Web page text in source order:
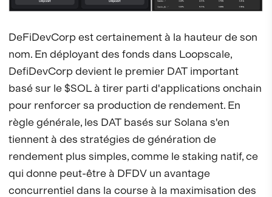
DeFiDevCorp est certainement à la hauteur de son
nom. En déployant des fonds dans Loopscale,
DefiDevCorp devient le premier DAT important
basé sur le $SOL à tirer parti d'applications onchain
pour renforcer sa production de rendement. En
règle générale, les DAT basés sur Solana s'en
tiennent à des stratégies de génération de
rendement plus simples, comme le staking natif, ce
qui donne peut-être à DFDV un avantage
concurrentiel dans la course à la maximisation des